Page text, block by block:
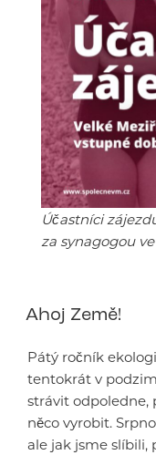
Účastníci
za synagogou
Ahoj Země!
Pátý ročník
tentokrát v
strávit odpoledne,
něco vyrobit.
ale jak jsme slíbili,